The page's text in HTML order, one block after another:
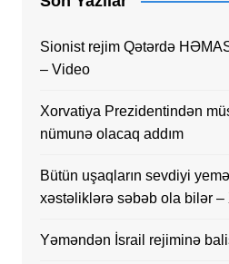
Sionist rejim Qətərdə
– Video
Xorvatiya Prezidentindən
nümunə olacaq addım
Bütün uşaqların sevdiyi
xəstəliklərə səbəb ola bilər
Yəməndən İsrail rejiminə